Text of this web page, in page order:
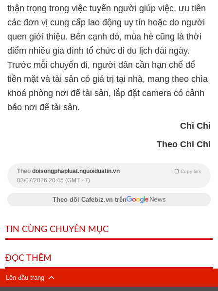
thận trọng trong việc tuyển người giúp việc, ưu tiên
các đơn vị cung cấp lao động uy tín hoặc do người
quen giới thiệu. Bên cạnh đó, mùa hè cũng là thời
điểm nhiều gia đình tổ chức đi du lịch dài ngày.
Trước mỗi chuyến đi, người dân cần hạn chế để
tiền mặt và tài sản có giá trị tại nhà, mang theo chìa
khoá phòng nơi để tài sản, lắp đặt camera có cảnh
báo nơi để tài sản.
Chi Chi
Theo Chi Chi
Theo doisongphapluat.nguoiduatin.vn Copy link
03/07/2026 20:45 (GMT +7)
Theo dõi Cafebiz.vn trên
TIN CÙNG CHUYÊN MỤC
ĐỌC THÊM
Lên đầu trang